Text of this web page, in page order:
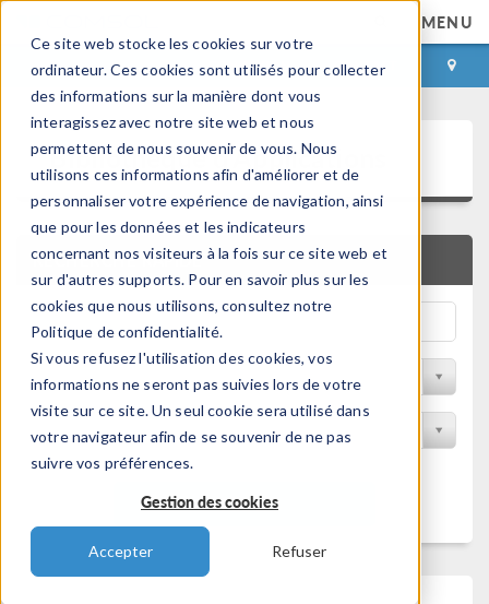
Ce site web stocke les cookies sur votre
ordinateur. Ces cookies sont utilisés pour collecter
des informations sur la manière dont vous
interagissez avec notre site web et nous
permettent de nous souvenir de vous. Nous
utilisons ces informations afin d'améliorer et de
personnaliser votre expérience de navigation, ainsi
que pour les données et les indicateurs
concernant nos visiteurs à la fois sur ce site web et
sur d'autres supports. Pour en savoir plus sur les
cookies que nous utilisons, consultez notre
Politique de confidentialité.
Si vous refusez l'utilisation des cookies, vos
informations ne seront pas suivies lors de votre
visite sur ce site. Un seul cookie sera utilisé dans
votre navigateur afin de se souvenir de ne pas
suivre vos préférences.
Gestion des cookies
Accepter Refuser
MENU
CONNEXION CONTACT
Bibliothèque d'Applications
RECHERCHE RAPIDE
Trier par Discipline
Filtrer par produit
Filtrer